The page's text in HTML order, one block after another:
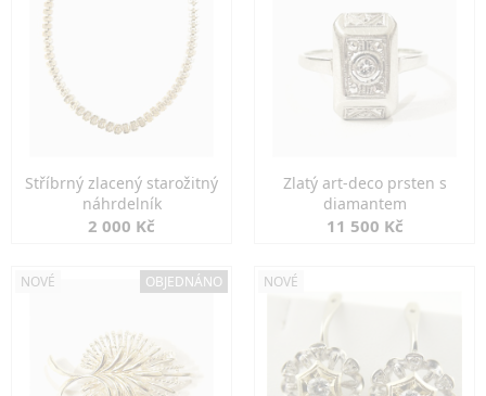
Stříbrný zlacený starožitný
náhrdelník
2 000 Kč
Zlatý art-deco prsten s
diamantem
11 500 Kč
NOVÉ OBJEDNÁNO NOVÉ